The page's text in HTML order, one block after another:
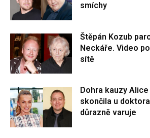
smíchy
Štěpán Kozub
Neckáře. Video
sítě
Dohra kauzy
skončila u
důrazně varuje